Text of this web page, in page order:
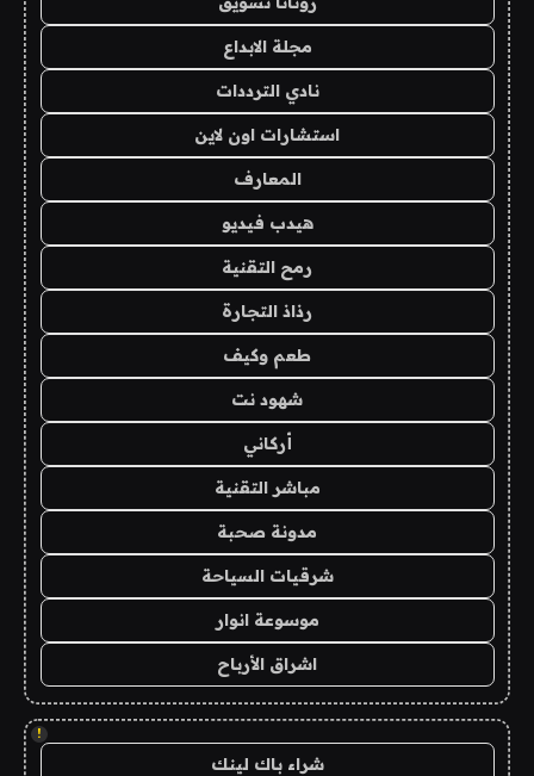
مجلة الابداع
نادي الترددات
استشارات اون لاين
المعارف
هيدب فيديو
رمح التقنية
رذاذ التجارة
طعم وكيف
شهود نت
أركاني
مباشر التقنية
مدونة صحبة
شرقيات السياحة
موسوعة انوار
اشراق الأرباح
!
شراء باك لينك